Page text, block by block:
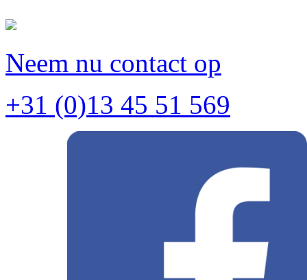
Neem nu contact op
+31 (0)13 45 51 569